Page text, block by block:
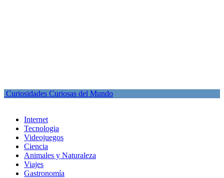
Curiosidades Curiosas del Mundo
Internet
Tecnologia
Videojuegos
Ciencia
Animales y Naturaleza
Viajes
Gastronomía